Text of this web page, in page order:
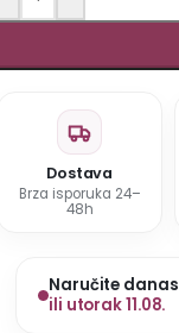
Dostava
Brza isporuka 24–
48h
Naručite danas
ili utorak 11.08.